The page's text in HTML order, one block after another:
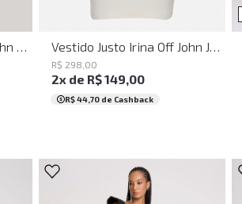
GG
R$ 298 00
2x de R$149,00
R$ 44,70de Cashback